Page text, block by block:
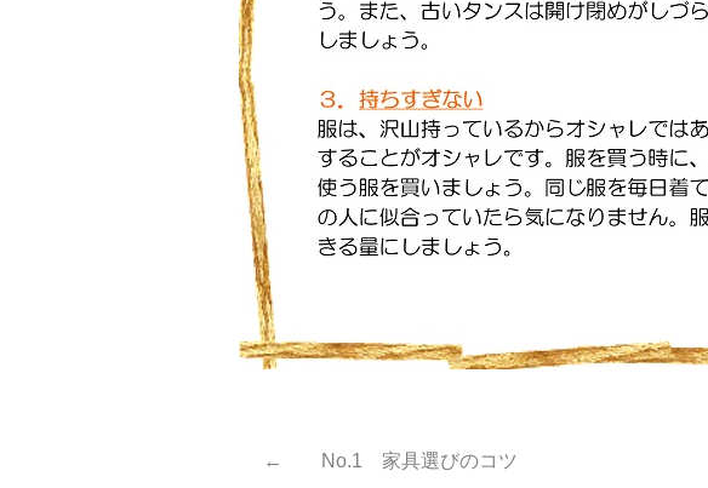
← No.1 家具選びのコツ